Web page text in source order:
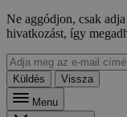
Ne aggódjon, csak
hivatkozást, így
Küldés
Vissza
Menu